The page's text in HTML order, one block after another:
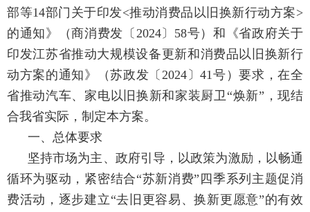
部等14部门关于印发<推动消费品以旧换新行动方案>
的通知》（商消费发〔2024〕58号）和《省政府关于
印发江苏省推动大规模设备更新和消费品以旧换新行
动方案的通知》（苏政发〔2024〕41号）要求，在全
省推动汽车、家电以旧换新和家装厨卫“焕新”，现结
合我省实际，制定本方案。
一、总体要求
坚持市场为主、政府引导，以政策为激励，以畅通
循环为驱动，紧密结合“苏新消费”四季系列主题促消
费活动，逐步建立“去旧更容易、换新更愿意”的有效